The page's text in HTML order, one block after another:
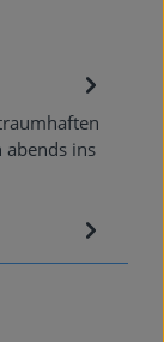
abends ins